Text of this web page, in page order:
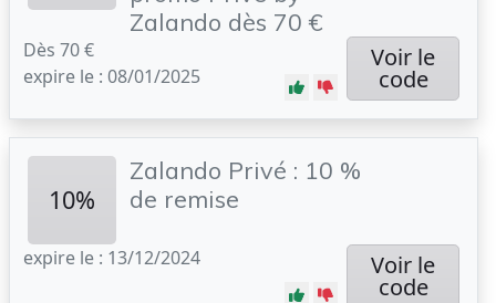
Zalando dès 70 €
Dès 70 €
expire le : 08/01/2025
Voir le
code
10%
Zalando Privé : 10 %
de remise
expire le : 13/12/2024 Voir le
code